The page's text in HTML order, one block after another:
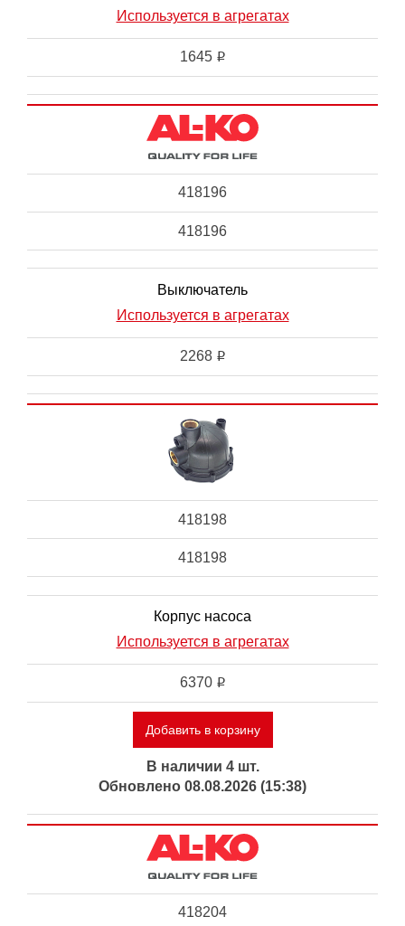
Используется в агрегатах
1645 i
418196
418196
Выключатель
Используется в агрегатах
2268 i
418198
418198
Корпус насоса
Используется в агрегатах
6370 i
Добавить в корзину
В наличии 4 шт.
Обновлено 08.08.2026 (15:38)
418204